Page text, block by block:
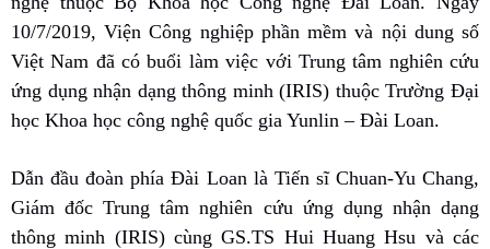
10/7/2019, Viện Công nghiệp phần mềm và nội dung số
Việt Nam đã có buổi làm việc với Trung tâm nghiên cứu
ứng dụng nhận dạng thông minh (IRIS) thuộc Trường Đại
học Khoa học công nghệ quốc gia Yunlin – Đài Loan.
Dẫn đầu đoàn phía Đài Loan là Tiến sĩ Chuan-Yu Chang,
Giám đốcTrung tâm nghiên cứu ứng dụng nhận dạng
thông minh (IRIS)cùng GS.TS Hui Huang Hsu và các